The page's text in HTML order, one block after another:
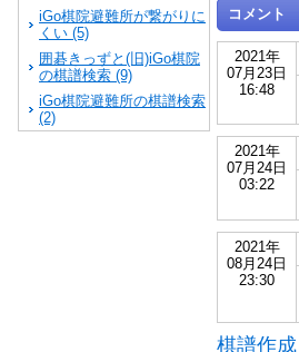
iGo棋院避難所が繋がりに
くい (5)
囲碁きっずと(旧)iGo棋院
の棋譜検索 (9)
iGo棋院避難所の棋譜検索
(2)
コメント
2021年
07月23日
16:48
2021年
07月24日
03:22
2021年
08月24日
23:30
棋譜作成